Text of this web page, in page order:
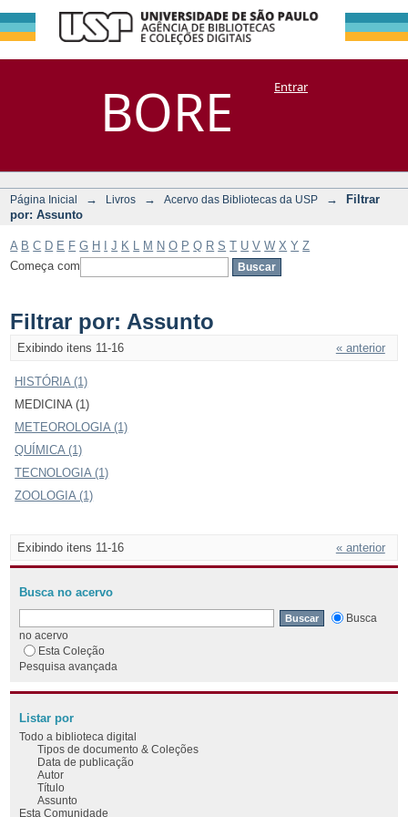
BORE
Filtrar por:
Assunto
DSpace/Manakin + CoriscoEntrar
Página Inicial → Livros → Acervo das Bibliotecas da USP →
Filtrar
por: Assunto
A B C D E F G H J K M N O P Q R S T U V W X Y Z
Começa com
Filtrar por: Assunto
Exibindo itens 11-16 « anterior
HISTÓRIA (1)
MEDICINA (1)
METEOROLOGIA (1)
QUÍMICA (1)
TECNOLOGIA (1)
ZOOLOGIA (1)
Exibindo itens 11-16 « anterior
Busca no acervo
Busca
no acervo
Esta Coleção
Pesquisa avançada
Listar por
Todo a biblioteca digital
Tipos de documento & Coleções
Data de publicação
Autor
Título
Assunto
Esta Comunidade